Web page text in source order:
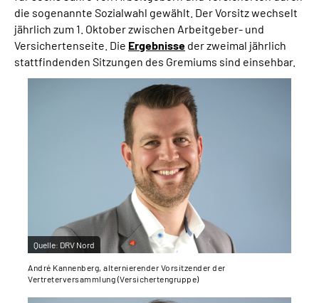
die sogenannte Sozialwahl gewählt. Der Vorsitz wechselt
jährlich zum 1. Oktober zwischen Arbeitgeber- und
Versichertenseite. Die Ergebnisse der zweimal jährlich
stattfindenden Sitzungen des Gremiums sind einsehbar.
Quelle: DRV Nord
André Kannenberg, alternierender Vorsitzender der
Vertreterversammlung (Versichertengruppe)